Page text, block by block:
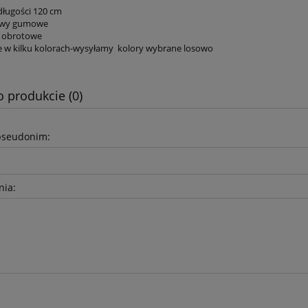
120 cm
gumowe
kilku kolorach-wysyłamy kolory wybrane losowo
produkcie (0)